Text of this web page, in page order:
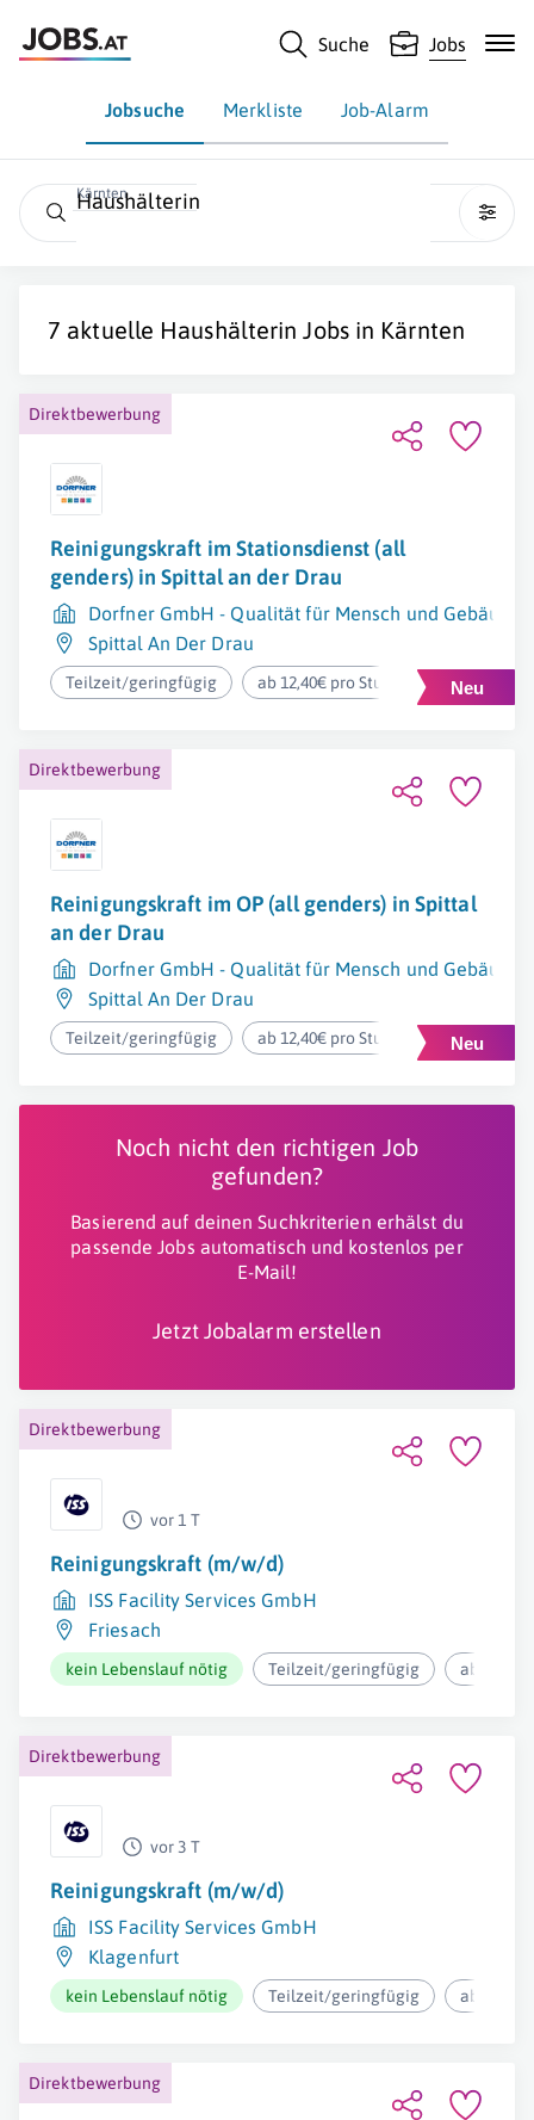
Suche Jobs
Jobsuche Merkliste Job-Alarm
Kärnten
Haushälterin
7 aktuelle Haushälterin Jobs in Kärnten
Direktbewerbung
Reinigungskraft im Stationsdienst (all
genders) in Spittal an der Drau
Dorfner GmbH - Qualität für Mensch und Gebäude
Spittal An Der Drau
Teilzeit/geringfügig ab 12,40€ pro Stunde
Direktbewerbung
Reinigungskraft im OP (all genders) in Spittal
an der Drau
Dorfner GmbH - Qualität für Mensch und Gebäude
Spittal An Der Drau
Teilzeit/geringfügig ab 12,40€ pro Stunde
Noch nicht den richtigen Job
gefunden?
Basierend auf deinen Suchkriterien erhälst du
passende Jobs automatisch und kostenlos per
E-Mail!
Jetzt Jobalarm erstellen
Direktbewerbung
vor 1 T
Reinigungskraft (m/w/d)
ISS Facility Services GmbH
Friesach
kein Lebenslauf nötig Teilzeit/geringfügig ab
Direktbewerbung
vor 3 T
Reinigungskraft (m/w/d)
ISS Facility Services GmbH
Klagenfurt
kein Lebenslauf nötig Teilzeit/geringfügig ab
Direktbewerbung